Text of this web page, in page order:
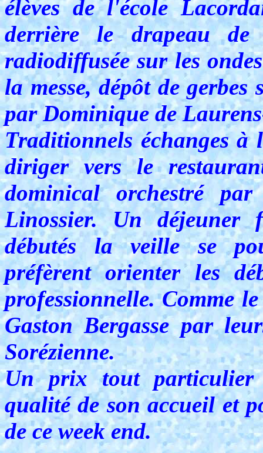
élèves de l'école
derrière le drapeau
radiodiffusée sur les
la messe, dépôt de
par Dominique de
Traditionnels échanges à
diriger vers le
dominical orchestré
Linossier. Un déjeuner
débutés la veille se
préfèrent orienter les
professionnelle. Comme
Gaston Bergasse par
Sorézienne.
Un prix tout particulier
qualité de son accueil et
de ce week end.